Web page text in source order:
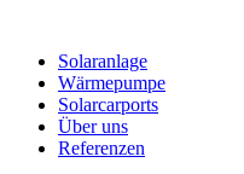
Solaranlage
Wärmepumpe
Solarcarports
Über uns
Referenzen